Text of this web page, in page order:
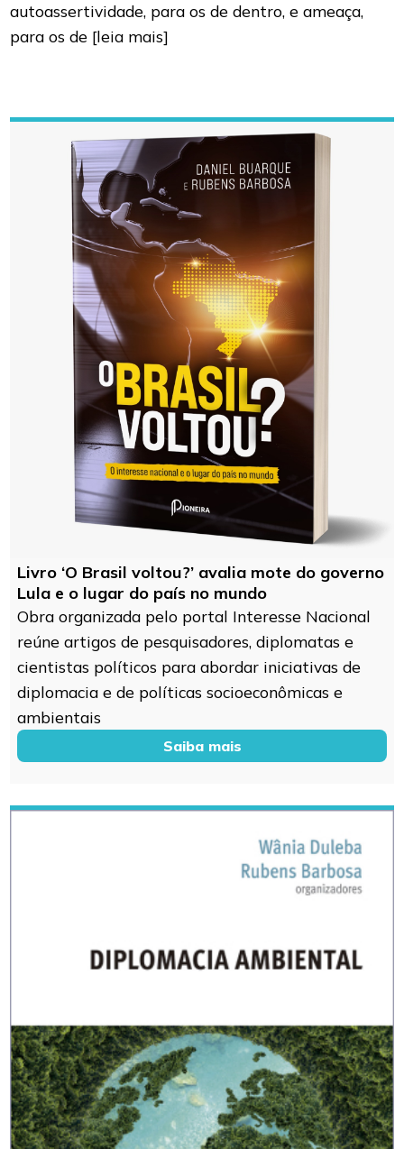
autoassertividade, para os de dentro, e ameaça,
para os de [leia mais]
Livro ‘O Brasil voltou?’ avalia mote do governo
Lula e o lugar do país no mundo
Obra organizada pelo portal Interesse Nacional
reúne artigos de pesquisadores, diplomatas e
cientistas políticos para abordar iniciativas de
diplomacia e de políticas socioeconômicas e
ambientais
Saiba mais